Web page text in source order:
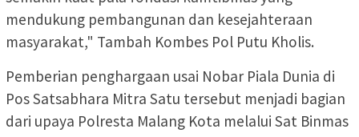
mendukung pembangunan dan kesejahteraan
masyarakat," Tambah Kombes Pol Putu Kholis.
Pemberian penghargaan usai Nobar Piala Dunia di
Pos Satsabhara Mitra Satu tersebut menjadi bagian
dari upaya Polresta Malang Kota melalui Sat Binmas